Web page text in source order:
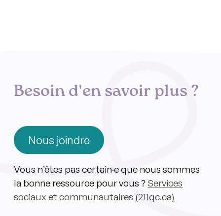
Besoin d'en savoir plus ?
Nous joindre
Vous n’êtes pas certain·e que nous sommes
la bonne ressource pour vous ? Services
sociaux et communautaires (211qc.ca)